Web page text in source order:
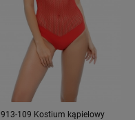
913-109 Kostium kąpielowy